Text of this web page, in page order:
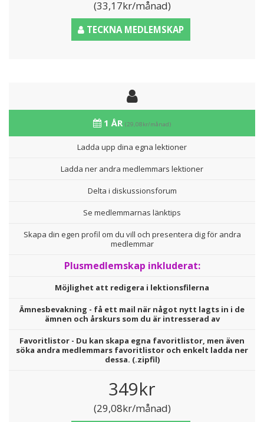
(33,17kr/månad)
TECKNA MEDLEMSKAP
1 ÅR (29,08kr/månad)
Ladda upp dina egna lektioner
Ladda ner andra medlemmars lektioner
Delta i diskussionsforum
Se medlemmarnas länktips
Skapa din egen profil om du vill och presentera dig för andra
medlemmar
Plusmedlemskap inkluderat:
Möjlighet att redigera i lektionsfilerna
Ämnesbevakning - få ett mail när något nytt lagts in i de
ämnen och årskurs som du är intresserad av
Favoritlistor - Du kan skapa egna favoritlistor, men även
söka andra medlemmars favoritlistor och enkelt ladda ner
dessa. (.zipfil)
349kr
(29,08kr/månad)